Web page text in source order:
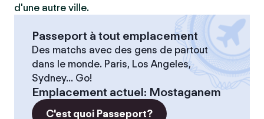
d'une autre ville.
Passeport à tout emplacement
Des matchs avec des gens de partout
dans le monde. Paris, Los Angeles,
Sydney... Go!
Emplacement actuel: Mostaganem
C'est quoi Passeport?